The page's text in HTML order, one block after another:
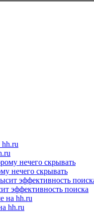
нечего скрывать
эффективность поиска
hh.ru